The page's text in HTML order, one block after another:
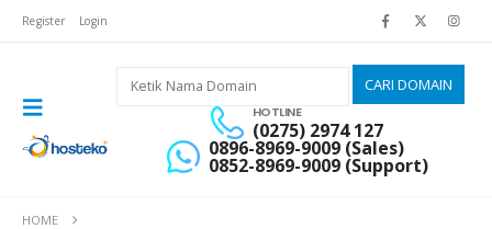
Register Login
HOTLINE
(0275) 2974 127
0896-8969-9009 (Sales)
0852-8969-9009 (Support)
HOME